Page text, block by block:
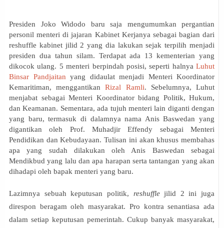
Presiden Joko Widodo baru saja mengumumkan pergantian
personil menteri di jajaran Kabinet Kerjanya sebagai bagian dari
reshuffle kabinet jilid 2 yang dia lakukan sejak terpilih menjadi
presiden dua tahun silam. Terdapat ada 13 kementerian yang
dikocok ulang. 5 menteri berpindah posisi, seperti halnya Luhut
Binsar Pandjaitan yang didaulat menjadi Menteri Koordinator
Kemaritiman, menggantikan
Rizal Ramli. Sebelumnya, Luhut
menjabat sebagai Menteri Koordinator bidang Politik, Hukum,
dan Keamanan. Sementara, ada tujuh menteri lain diganti dengan
yang baru, termasuk di dalamnya nama Anis Baswedan yang
digantikan oleh Prof. Muhadjir Effendy sebagai Menteri
Pendidikan dan Kebudayaan. Tulisan ini akan khusus membahas
apa yang sudah dilakukan oleh Anis Baswedan sebagai
Mendikbud yang lalu dan apa harapan serta tantangan yang akan
dihadapi oleh bapak menteri yang baru.
Lazimnya sebuah keputusan politik, reshufflejilid 2 ini juga
direspon beragam oleh masyarakat. Pro kontra senantiasa ada
dalam setiap keputusan pemerintah. Cukup banyak masyarakat,